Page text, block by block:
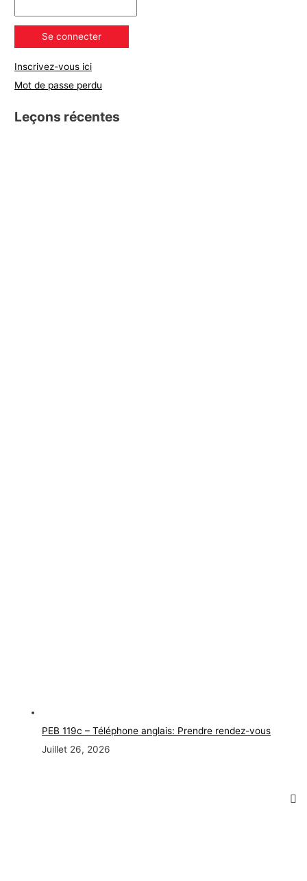
Inscrivez-vous ici
Mot de passe perdu
Leçons récentes
PEB 119c – Téléphone anglais: Prendre rendez-vous
Juillet 26, 2026